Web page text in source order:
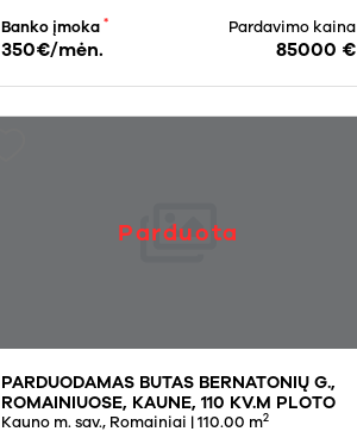
Banko įmoka *
350€/mėn.
Pardavimo kaina
85000 €
Parduota
PARDUODAMAS BUTAS BERNATONIŲ G.,
ROMAINIUOSE, KAUNE, 110 KV.M PLOTO
Kauno m. sav., Romainiai | 110.00 m2